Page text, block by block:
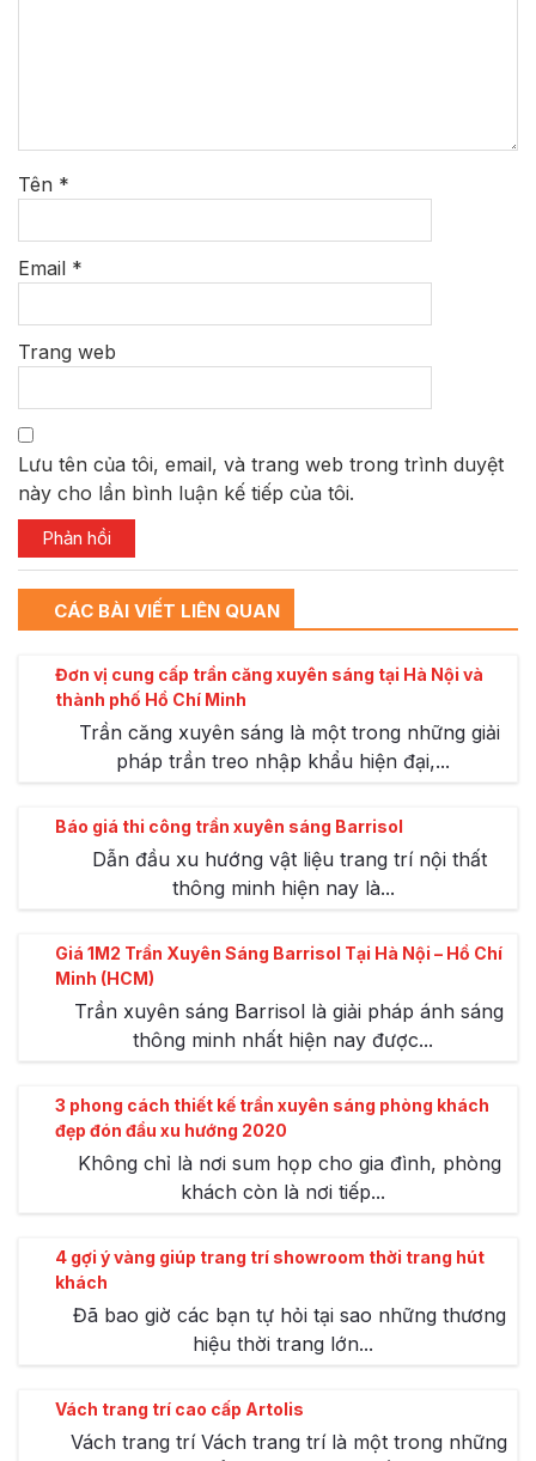
Tên *
Email *
Trang web
Lưu tên của tôi, email, và trang web trong trình duyệt
này cho lần bình luận kế tiếp của tôi.
CÁC BÀI VIẾT LIÊN QUAN
Đơn vị cung cấp trần căng xuyên sáng tại Hà Nội và
thành phố Hồ Chí Minh
Trần căng xuyên sáng là một trong những giải
pháp trần treo nhập khẩu hiện đại,...
Báo giá thi công trần xuyên sáng Barrisol
Dẫn đầu xu hướng vật liệu trang trí nội thất
thông minh hiện nay là...
Giá 1M2 Trần Xuyên Sáng Barrisol Tại Hà Nội – Hồ Chí
Minh (HCM)
Trần xuyên sáng Barrisol là giải pháp ánh sáng
thông minh nhất hiện nay được...
3 phong cách thiết kế trần xuyên sáng phòng khách
đẹp đón đầu xu hướng 2020
Không chỉ là nơi sum họp cho gia đình, phòng
khách còn là nơi tiếp...
4 gợi ý vàng giúp trang trí showroom thời trang hút
khách
Đã bao giờ các bạn tự hỏi tại sao những thương
hiệu thời trang lớn...
Vách trang trí cao cấp Artolis
Vách trang trí Vách trang trí là một trong những